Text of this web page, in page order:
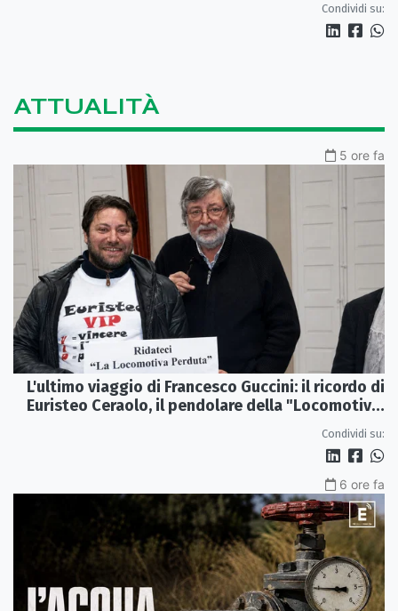
Condividi su:
ATTUALITÀ
5 ore fa
L'ultimo viaggio di Francesco Guccini: il ricordo di
Euristeo Ceraolo, il pendolare della "Locomotiva
Condividi su:
6 ore fa